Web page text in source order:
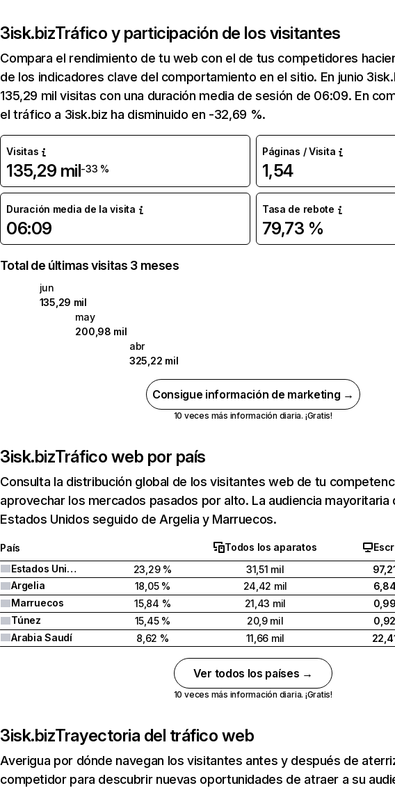
3isk.bizTráfico y participación de los visitantes
Compara el rendimiento de tu web con el de tus competidores
de los indicadores clave del comportamiento en el sitio. En junio
135,29 mil visitas con una duración media de sesión de 06:09. En
el tráfico a 3isk.biz ha disminuido en -32,69 %.
Visitas
135,29 mil-33 %
Páginas / Visita
1,54
Duración media de la visita
06:09
Tasa de rebote
79,73 %
Total de últimas visitas 3 meses
jun
135,29 mil
may
200,98 mil
abr
325,22 mil
Consigue información de marketing →
10 veces más información diaria. ¡Gratis!
3isk.bizTráfico web por país
Consulta la distribución global de los visitantes web de tu
aprovechar los mercados pasados por alto. La audiencia mayoritaria
Estados Unidos seguido de Argelia y Marruecos.
País Todos los aparatos
Estados Unidos
23,29 % 31,51 mil
Argelia
18,05 % 24,42 mil
Marruecos
15,84 % 21,43 mil
Túnez
15,45 % 20,9 mil
Arabia Saudí
8,62 % 11,66 mil
Ver todos los países →
10 veces más información diaria. ¡Gratis!
3isk.bizTrayectoria del tráfico web
Averigua por dónde navegan los visitantes antes y después de
competidor para descubrir nuevas oportunidades de atraer a su